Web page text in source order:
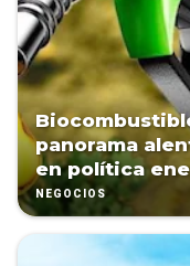
panorama
en política
NEGOCIOS